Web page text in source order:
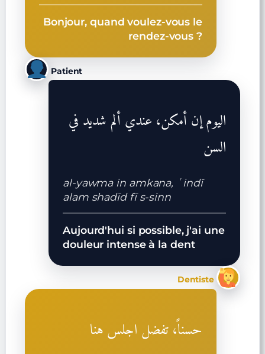
Bonjour, quand voulez-vous le
rendez-vous ?
Patient
اليوم إن أمكن، عندي ألم شديد في
السن
al-yawma in amkana, ʿindī
alam shadīd fī s-sinn
Aujourd'hui si possible, j'ai une
douleur intense à la dent
Dentiste
حسناً، تفضل اجلس هنا